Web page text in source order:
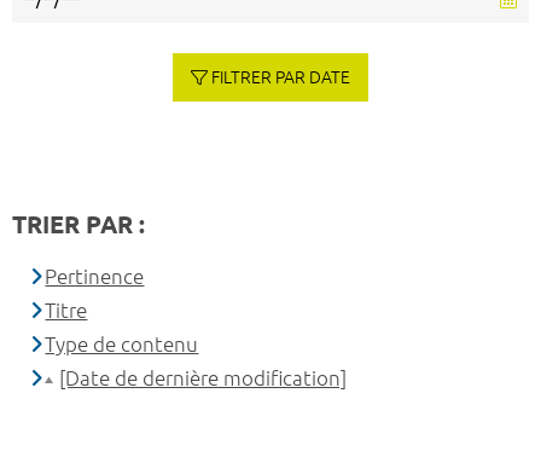
FILTRER PAR DATE
TRIER PAR :
Pertinence
Titre
Type de contenu
[Date de dernière modification]